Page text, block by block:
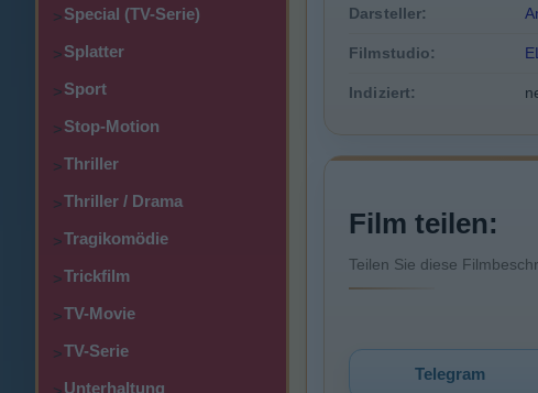
>Special (TV-Serie)
>Splatter
>Sport
>Stop-Motion
>Thriller
>Thriller / Drama
>Tragikomödie
>Trickfilm
>TV-Movie
>TV-Serie
Unterhaltung
Darsteller:
Filmstudio:
Indiziert:
Film teilen:
Teilen Sie diese
Telegram